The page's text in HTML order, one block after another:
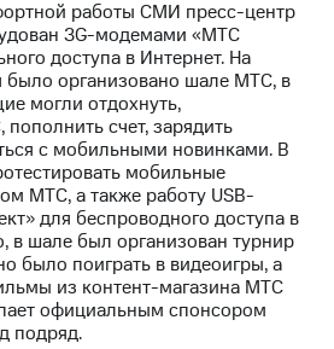
работы СМИ пресс-центр
3G-модемами «МТС
доступа в Интернет. На
было организовано шале МТС, в
могли отдохнуть,
счет, зарядить
с мобильными новинками. В
мобильные
МТС, а также работу USB-
для беспроводного доступа в
в шале был организован турнир
было поиграть в видеоигры, а
из контент-магазина МТС
официальным спонсором
подряд.